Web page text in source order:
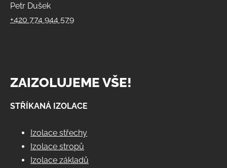
Petr Dušek
+420 774 944 579
ZAIZOLUJEME VŠE!
STŘÍKANÁ IZOLACE
Izolace střechy
Izolace stropů
Izolace základů